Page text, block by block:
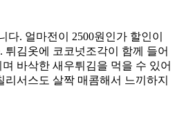
. 얼마전이 2500원인가 할인이
튀김옷에 코코넛조각이 함께 들어
바삭한 새우튀김을 먹을 수 있어
서스도 살짝 매콤해서 느끼하지